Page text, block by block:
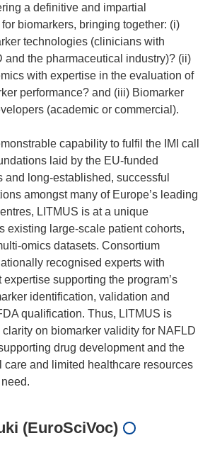
a definitive and impartial
biomarkers, bringing together: (i)
technologies (clinicians with
and the pharmaceutical industry)? (ii)
with expertise in the evaluation of
performance? and (iii) Biomarker
(academic or commercial).
capability to fulfil the IMI call
laid by the EU-funded
and long-established, successful
amongst many of Europe’s leading
LITMUS is at a unique
existing large-scale patient cohorts,
omics datasets. Consortium
recognised experts with
supporting the program’s
identification, validation and
qualification. Thus, LITMUS is
on biomarker validity for NAFLD
drug development and the
care and limited healthcare resources
(EuroSciVoc)